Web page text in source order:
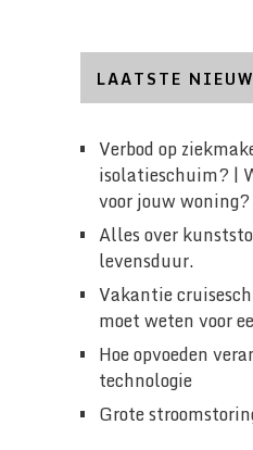
LAATSTE
Verbod op
isolatieschuim? |
voor jouw woning?
Alles over
levensduur.
Vakantie
moet weten voor
Hoe opvoeden
technologie
Grote